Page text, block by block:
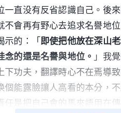
一直没有反省認識自己。後
不會再有野心去追求名譽地
示的：「 即使把他放在深山
的還是名譽與地位。 」我
下功夫，翻譯時心不在焉導
能露臉讓人高看的本分，
任是把自己會的馬來語用在